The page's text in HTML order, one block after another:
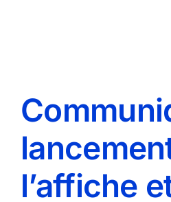
l’affiche